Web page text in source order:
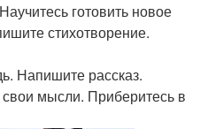
готовить новое
стихотворение.
Напишите рассказ.
мысли. Приберитесь в